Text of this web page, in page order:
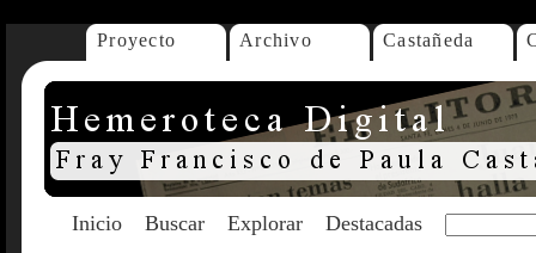
Proyecto Archivo Castañeda
Inicio Buscar Explorar Destacadas